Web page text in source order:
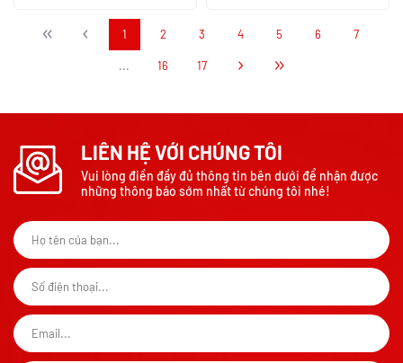
1 2 3 4 5 6 7
... 16 17
LIÊN HỆ VỚI CHÚNG TÔI
Vui lòng điền đầy đủ thông tin bên dưới để nhận được
những thông báo sớm nhất từ chúng tôi nhé!